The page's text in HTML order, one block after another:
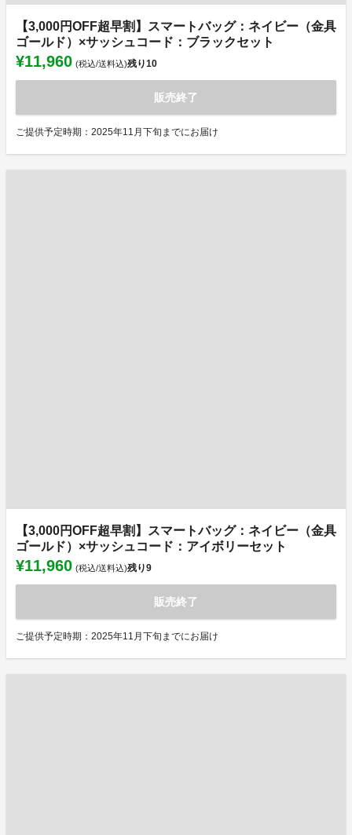
【3,000円OFF超早割】スマートバッグ：ネイビー（金具
ゴールド）×サッシュコード：ブラックセット
¥11,960 (税込/送料込)残り10
販売終了
ご提供予定時期：2025年11月下旬までにお届け
【3,000円OFF超早割】スマートバッグ：ネイビー（金具
ゴールド）×サッシュコード：アイボリーセット
¥11,960 (税込/送料込)残り9
販売終了
ご提供予定時期：2025年11月下旬までにお届け